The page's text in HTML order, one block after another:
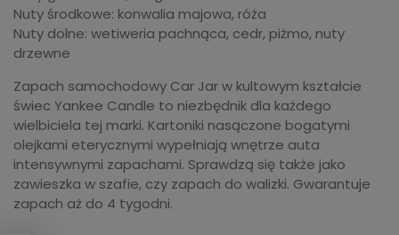
Nuty środkowe: konwalia majowa, róża
Nuty dolne: wetiweria pachnąca, cedr, piżmo, nuty
drzewne
Zapach samochodowy Car Jar w kultowym kształcie
świec Yankee Candle to niezbędnik dla każdego
wielbiciela tej marki. Kartoniki nasączone bogatymi
olejkami eterycznymi wypełniają wnętrze auta
intensywnymi zapachami. Sprawdzą się także jako
zawieszka w szafie, czy zapach do walizki. Gwarantuje
zapach aż do 4 tygodni.